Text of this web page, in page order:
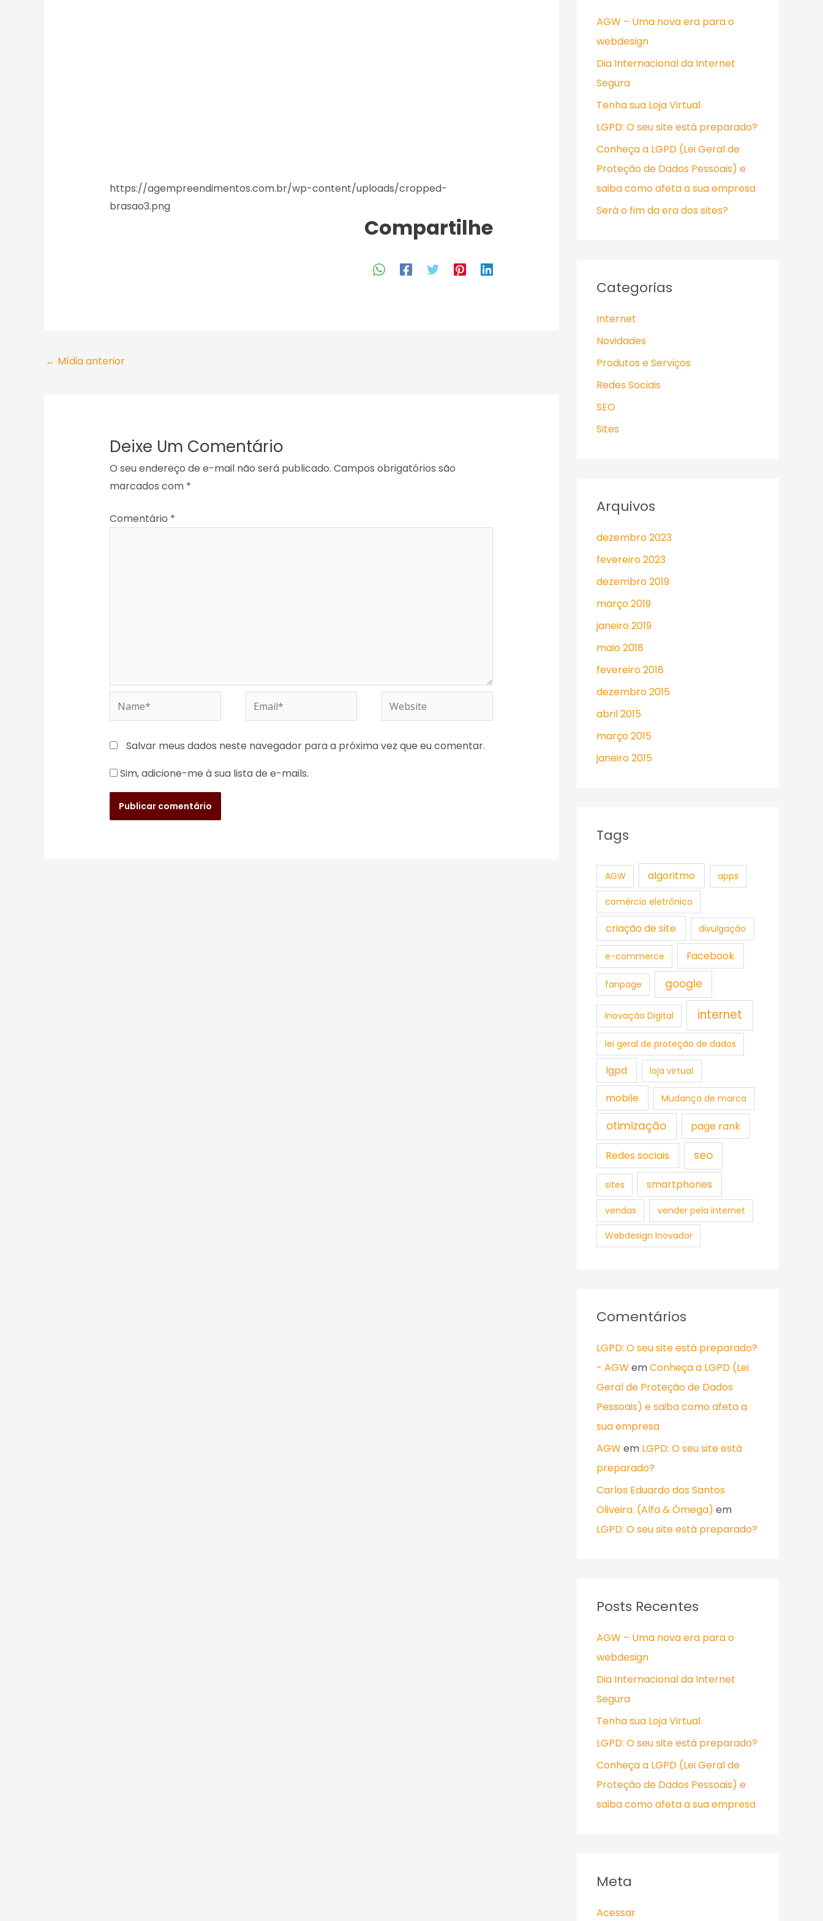
https://agempreendimentos.com.br/wp-content/uploads/cropped-
brasao3.png
Compartilhe
← Mídia anterior
Deixe Um Comentário
O seu endereço de e-mail não será publicado. Campos obrigatórios são
marcados com *
Comentário *
Name* Email* Website
Salvar meus dados neste navegador para a próxima vez que eu comentar.
Sim, adicione-me à sua lista de e-mails.
s
a
r
p
o
r
:
AGW – Uma nova era para o
webdesign
Dia Internacional da Internet
Segura
Tenha sua Loja Virtual
LGPD: O seu site está preparado?
Conheça a LGPD (Lei Geral de
Proteção de Dados Pessoais) e
saiba como afeta a sua empresa
Será o fim da era dos sites?
Categorias
Internet
Novidades
Produtos e Serviços
Redes Sociais
SEO
Sites
Arquivos
dezembro 2023
fevereiro 2023
dezembro 2019
março 2019
janeiro 2019
maio 2018
fevereiro 2018
dezembro 2015
abril 2015
março 2015
janeiro 2015
Tags
AGW algoritmo apps
comércio eletrônico
criação de site divulgação
e-commerce Facebook
fanpage google
Inovação Digital internet
lei geral de proteção de dados
lgpd loja virtual
mobile Mudança de marca
otimização page rank
Redes sociais seo
sites smartphones
vendas vender pela internet
Webdesign Inovador
Comentários
LGPD: O seu site está preparado?
- AGWemConheça a LGPD (Lei
Geral de Proteção de Dados
Pessoais) e saiba como afeta a
sua empresa
AGWem LGPD: O seu site está
preparado?
Carlos Eduardo dos Santos
Oliveira. (Alfa & Ômega) em
LGPD: O seu site está preparado?
Posts Recentes
AGW – Uma nova era para o
webdesign
Dia Internacional da Internet
Segura
Tenha sua Loja Virtual
LGPD: O seu site está preparado?
Conheça a LGPD (Lei Geral de
Proteção de Dados Pessoais) e
saiba como afeta a sua empresa
Meta
Acessar